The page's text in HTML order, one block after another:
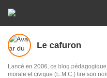
Le cafuron
Lancé en 2006, ce blog
morale et civique (E.M.C.) tire son nom d'un terme issu du parler gaga (le